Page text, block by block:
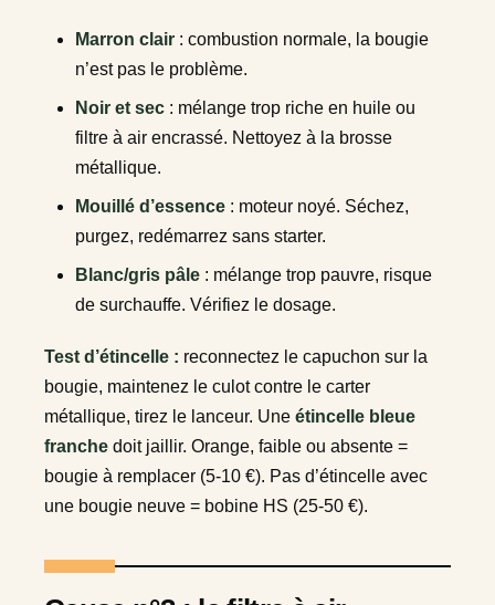
Marron clair : combustion normale, la bougie
n’est pas le problème.
Noir et sec : mélange trop riche en huile ou
filtre à air encrassé. Nettoyez à la brosse
métallique.
Mouillé d’essence : moteur noyé. Séchez,
purgez, redémarrez sans starter.
Blanc/gris pâle : mélange trop pauvre, risque
de surchauffe. Vérifiez le dosage.
Test d’étincelle : reconnectez le capuchon sur la
bougie, maintenez le culot contre le carter
métallique, tirez le lanceur. Une étincelle bleue
franche doit jaillir. Orange, faible ou absente =
bougie à remplacer (5-10 €). Pas d’étincelle avec
une bougie neuve = bobine HS (25-50 €).